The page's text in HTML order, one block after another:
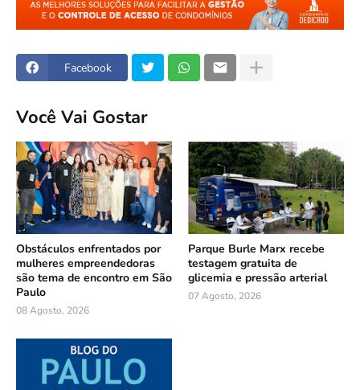
Facebook
Você Vai Gostar
Obstáculos enfrentados por
mulheres empreendedoras
são tema de encontro em São
Paulo
08 Agosto, 2026
Parque Burle Marx recebe
testagem gratuita de
glicemia e pressão arterial
07 Agosto, 2026